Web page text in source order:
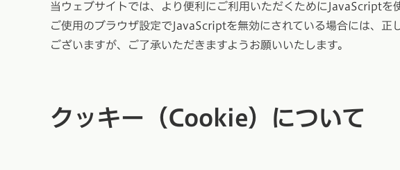
当ウェブサイトでは、より便利にご利用いただくためにJavaScriptを
ご使用のブラウザ設定でJavaScriptを無効にされている場合には、
ございますが、ご了承いただきますようお願いいたします。
クッキー（Cookie）について